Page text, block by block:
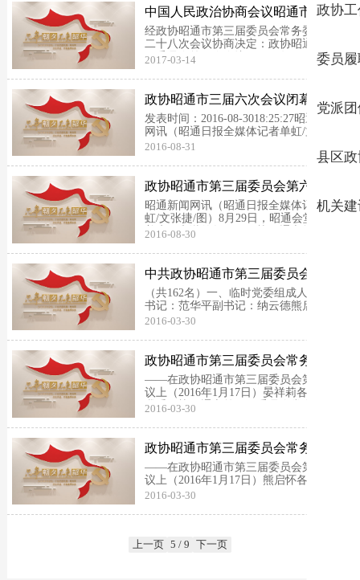
政协工
委员履
党派
县区政
机关建
堂，共商全市发展大计。大会在庄严、雄
壮的国歌声中拉开帷...
中国人民政治协商会议昭通市委员
会关于召开政协昭通市第四届委员
会第一...
经政协昭通市第三届委员会常务委员会第
二十八次会议协商决定：政协昭通市第四
届委员会第一次会议于2017年3月19日至
23日召开。建议会议的主要议程是：一、
听取和审议《中国人民政治协商会议昭通
市第三届委员会常务委员会工作报告》；
二、听取和...
2017-03-14
政协昭通市三届六次会议闭幕 成联
远当选市政协主席
发表时间：2016-08-3018:25:27昭通新闻
网讯（昭通日报全媒体记者单虹/文张捷/
图）8月30日上午，政协昭通市第三届委
员会第六次会议先后举行第二次、第三次
全体会议，大会圆满完成各项议程，胜利
闭幕。成联远当选为政协昭通市第三...
2016-08-31
政协昭通市第三届委员会第六次会
议开幕
昭通新闻网讯（昭通日报全媒体记者单
虹/文张捷/图）8月29日，昭通会堂内洋溢
着庄严和谐的气氛，政协昭通市第三届委
议应到政协委员389名，实到346名，符合
规定。市委书记范华平，市委副书记、市
长郭大进...
2016-08-30
中共政协昭通市第三届委员会第五
次会议 临时党委及各支部组成人员
名单
（共162名）一、临时党委组成人员名单
书记：范华平副书记：纳云德熊启怀委
员：张永前晏祥莉肖本敏范方华二、临时
记：董西平副书记：吴学刚熊启怀范方华
廖德旗董西平李光普吴学刚刘昌华邹道葵
铁云峰王文聪田廷...
2016-03-30
政协昭通市第三届委员会常务委员
会 关于提案工作情况的报告
——在政协昭通市第三届委员会第五次会
议上（2016年1月17日）晏祥莉各位委员:
我受政协昭通市第三届委员会常务委员会
议。一市政协三届四次会议以来，广大政
协委员和政协各参加单位，认真学习贯彻
中共十八大...
2016-03-30
政协昭通市第三届委员会常务委员
会 工作报告
——在政协昭通市第三届委员会第五次会
议上（2016年1月17日）熊启怀各位委
员：我们这次全会的主题是：高举中国特
两大主题，以习近平总书记系列重要讲话
届三中、四中、...
2016-03-30
上一页 5 / 9 下一页